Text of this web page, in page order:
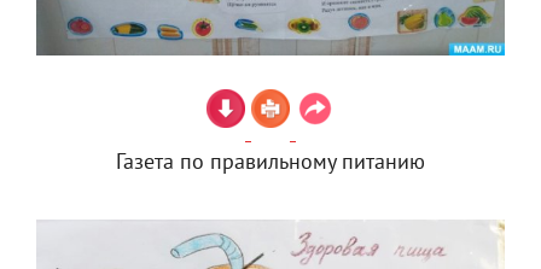
Газета по правильному питанию